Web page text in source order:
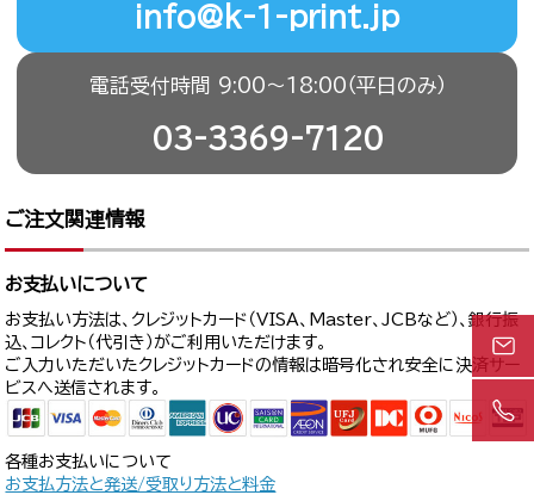
info@k-1-print.jp
電話受付時間 9:00〜18:00（平日のみ）
03-3369-7120
ご注文関連情報
お支払いについて
お支払い方法は、クレジットカード（VISA、Master、JCBなど）、銀行振
込、コレクト（代引き）がご利用いただけます。
ご入力いただいたクレジットカードの情報は暗号化され安全に決済サー
ビスへ送信されます。
各種お支払いについて
お支払方法と発送/受取り方法と料金